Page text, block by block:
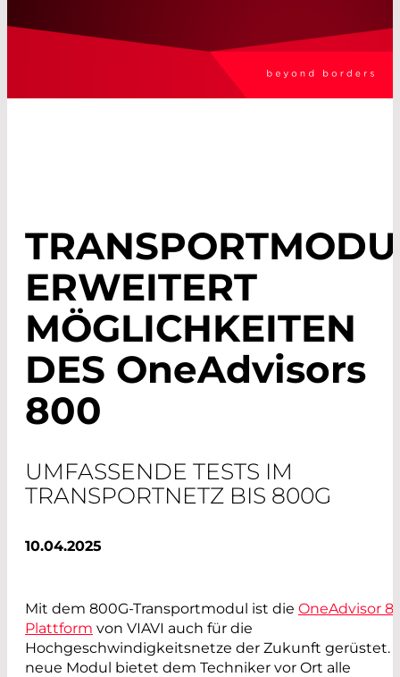
ERWEITERT
MÖGLICHKEITEN
DES OneAdvisors
800
UMFASSENDE TESTS IM
TRANSPORTNETZ BIS 800G
10.04.2025
Mit dem 800G-Transportmodul ist die OneAdvisor
Plattform von VIAVI auch für die
Hochgeschwindigkeitsnetze der Zukunft gerüstet.
neue Modul bietet dem Techniker vor Ort alle